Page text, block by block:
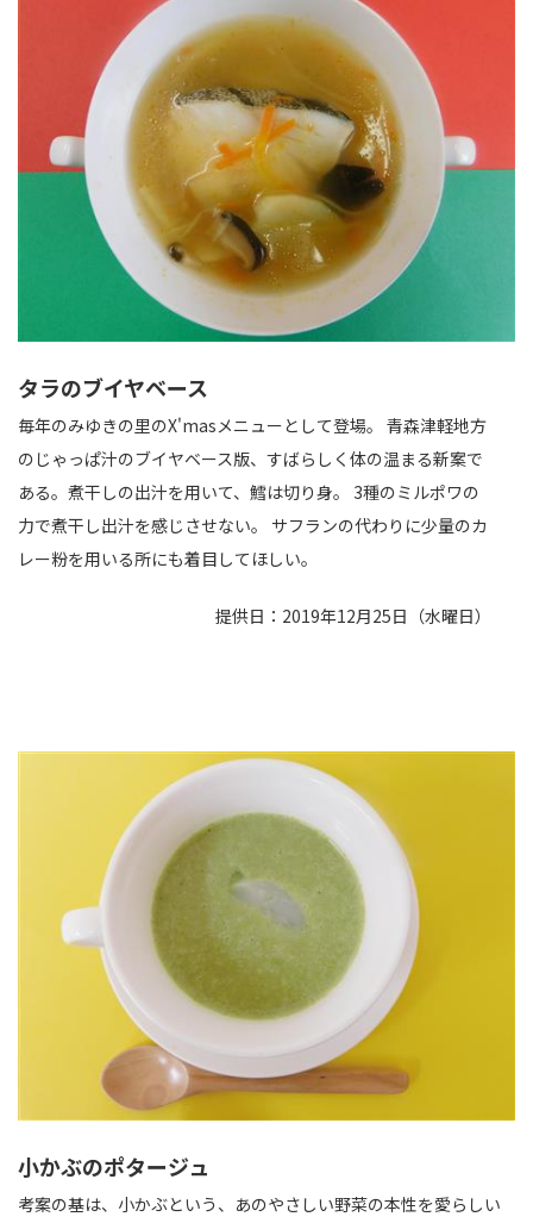
タラのブイヤベース
毎年のみゆきの里のX'masメニューとして登場。 青森津軽地方
のじゃっぱ汁のブイヤベース版、すばらしく体の温まる新案で
ある。煮干しの出汁を用いて、鱈は切り身。 3種のミルポワの
力で煮干し出汁を感じさせない。 サフランの代わりに少量のカ
レー粉を用いる所にも着目してほしい。
提供日：2019年12月25日（水曜日）
小かぶのポタージュ
考案の基は、小かぶという、あのやさしい野菜の本性を愛らしい